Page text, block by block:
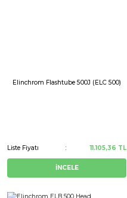
Elinchrom Flashtube 500J (ELC 500)
Liste Fiyatı 11.105,36 TL
İNCELE